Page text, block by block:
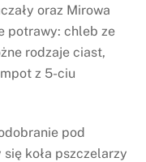
oraz Mirowa
potrawy: chleb ze
rodzaje ciast,
z 5-ciu
pod
koła pszczelarzy